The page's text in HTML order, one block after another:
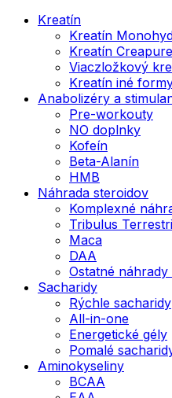
Kreatín
Kreatín
Kreatín
Viaczložkový
Kreatín iné
Anabolizéry a
Pre-workouty
NO doplnky
Kofeín
Beta-Alanín
HMB
Náhrada steroidov
Komplexné
Tribulus
Maca
DAA
Ostatné
Sacharidy
Rýchle sacharidy
All-in-one
Energetické gély
Pomalé
Aminokyseliny
BCAA